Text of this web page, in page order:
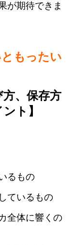
が期待できま
ともったい
方、保存方
ト】
るもの
ているもの
全体に響くの